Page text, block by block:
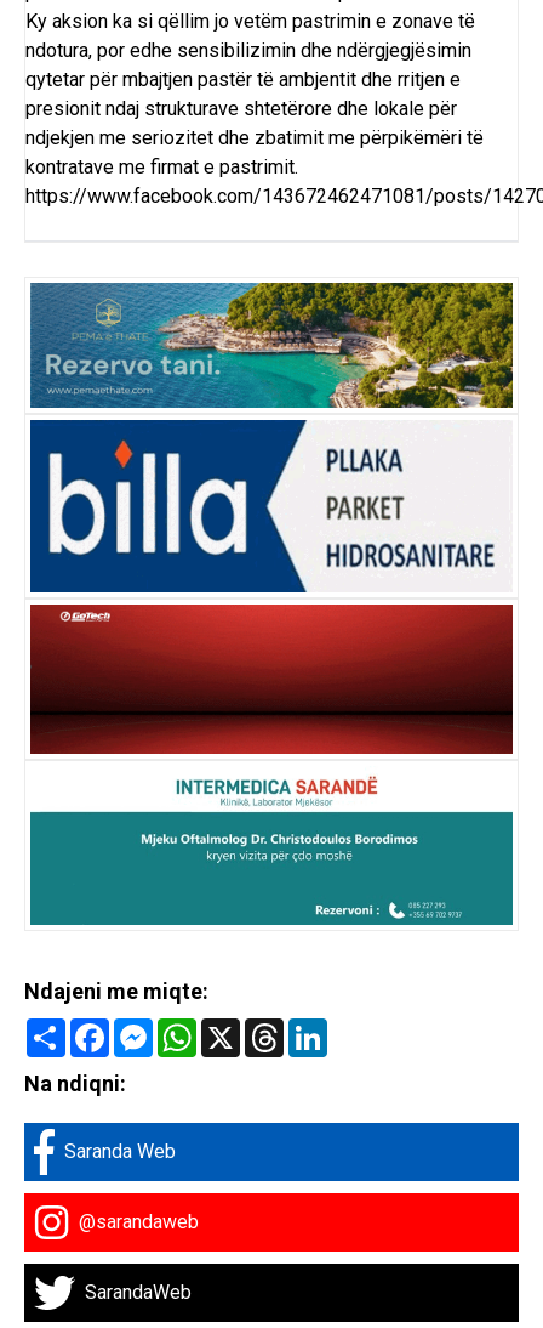
Ky aksion ka si qëllim jo vetëm pastrimin e zonave të
ndotura, por edhe sensibilizimin dhe ndërgjegjësimin
qytetar për mbajtjen pastër të ambjentit dhe rritjen e
presionit ndaj strukturave shtetërore dhe lokale për
ndjekjen me seriozitet dhe zbatimit me përpikëmëri të
kontratave me firmat e pastrimit.
https://www.facebook.com/143672462471081/posts/
Ndajeni me miqte:
Share FacebookMessenger
WhatsApp
X Threads
Na ndiqni:
Saranda Web
@sarandaweb
SarandaWeb